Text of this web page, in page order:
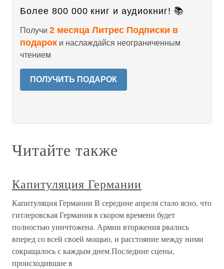
Более 800 000 книг и аудиокниг! 📚
Получи 2 месяца Литрес Подписки в
подарок и наслаждайся неограниченным
чтением
ПОЛУЧИТЬ ПОДАРОК
Читайте также
Капитуляция Германии
Капитуляция Германии В середине апреля стало ясно, что
гитлеровская Германия в скором времени будет
полностью уничтожена. Армии вторжения рвались
вперед со всей своей мощью, и расстояние между ними
сокращалось с каждым днем.Последние сцены,
происходившие в